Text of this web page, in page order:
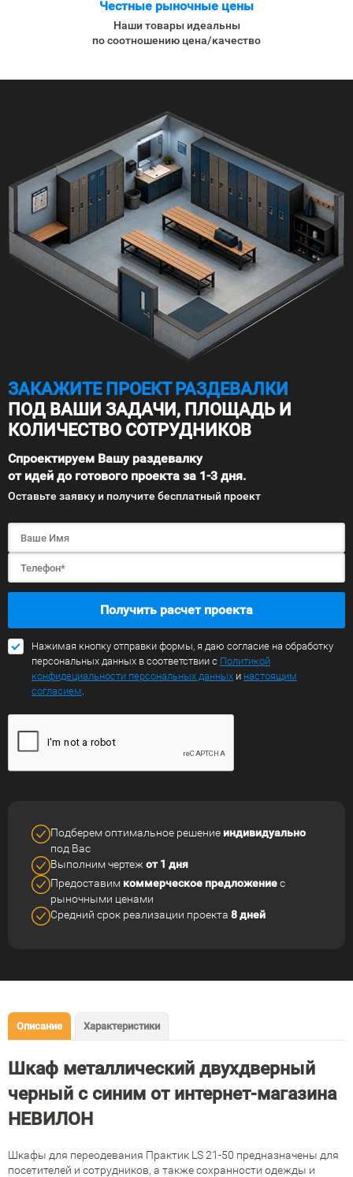
Честные рыночные цены
Наши товары идеальны
по соотношению цена/качество
ЗАКАЖИТЕ ПРОЕКТ РАЗДЕВАЛКИ
ПОД ВАШИ ЗАДАЧИ, ПЛОЩАДЬ И
КОЛИЧЕСТВО СОТРУДНИКОВ
Спроектируем Вашу раздевалку
от идей до готового проекта за 1-3 дня.
Оставьте заявку и получите бесплатный проект
Получить расчет проекта
Нажимая кнопку отправки формы, я даю согласие на обработку
персональных данных в соответствии с Политикой
конфидециальности персональных данных и настоящим
согласием
Подберем оптимальное решение индивидуально
под Вас
Выполним чертеж от 1 дня
Предоставим коммерческое предложениес
рыночными ценами
Средний срок реализации проекта 8 дней
Описание Характеристики
Шкаф металлический двухдверный
черный с синим от интернет-магазина
НЕВИЛОН
Шкафы для переодевания Практик LS 21-50 предназначены для
посетителей и сотрудников, а также сохранности одежды и